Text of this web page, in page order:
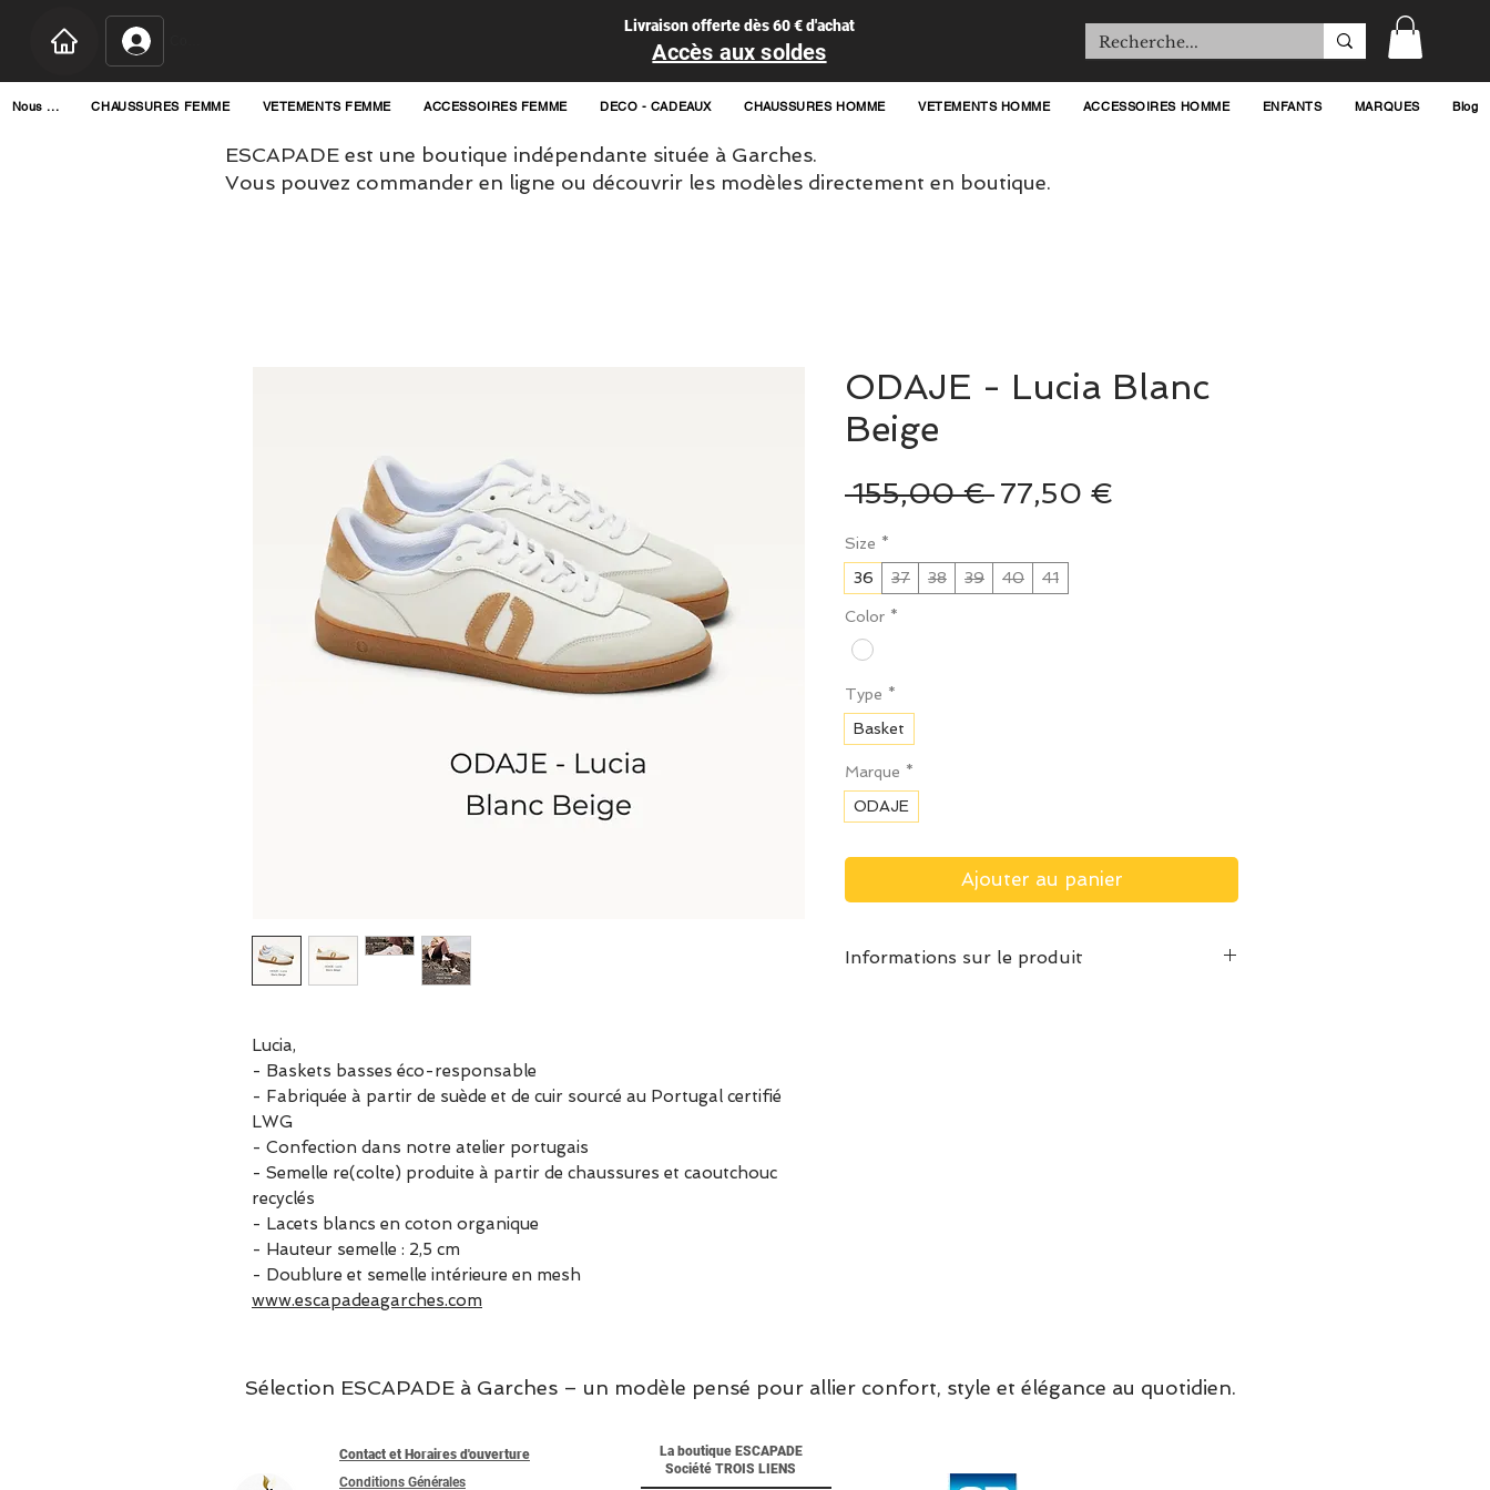
Livraison offerte dès 60 € d'achat
Accès aux soldes
Nous ... CHAUSSURES FEMME VETEMENTS FEMME ACCESSOIRES FEMME DECO - CADEAUX CHAUSSURES HOMME VETEMENTS HOMME ACCESSOIRES HOMME ENFANTS MARQUES Blog
ESCAPADE est une boutique indépendante située à Garches.
Vous pouvez commander en ligne ou découvrir les modèles directement en boutique.
Lucia,
- Baskets basses éco-responsable
- Fabriquée à partir de suède et de cuir sourcé au Portugal certifié
LWG
- Confection dans notre atelier portugais
- Semelle re(colte) produite à partir de chaussures et caoutchouc
recyclés
- Lacets blancs en coton organique
- Hauteur semelle : 2,5 cm
- Doublure et semelle intérieure en mesh
www.escapadeagarches.com
ODAJE - Lucia Blanc
Beige
155,00 € Prix
77,50 €
Size *
36
37 38 39 40 41
Color *
Type *
Basket
Marque *
ODAJE
Ajouter au panier
Informations sur le produit
Sélection ESCAPADE à Garches – un modèle pensé pour allier confort, style et élégance au quotidien.
Contact et Horaires d'ouverture
Conditions Générales
La boutique ESCAPADE
Société TROIS LIENS